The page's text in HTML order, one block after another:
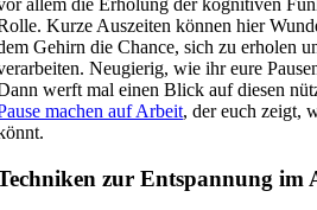
allem die Erholung der kognitiven
Kurze Auszeiten können hier
Gehirn die Chance, sich zu erholen
Neugierig, wie ihr eure
werft mal einen Blick auf diesen
machen auf Arbeit, der euch zeigt,
zur Entspannung im